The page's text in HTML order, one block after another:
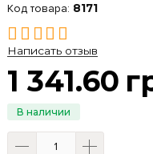
8171
Написать отзыв
1 341.60